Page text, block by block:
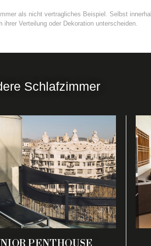
als nicht vertragliches Beispiel. Selbst
ihrer Verteilung oder Dekoration unterscheiden.
Schlafzimmer